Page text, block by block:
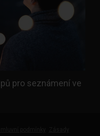
pro seznámení ve